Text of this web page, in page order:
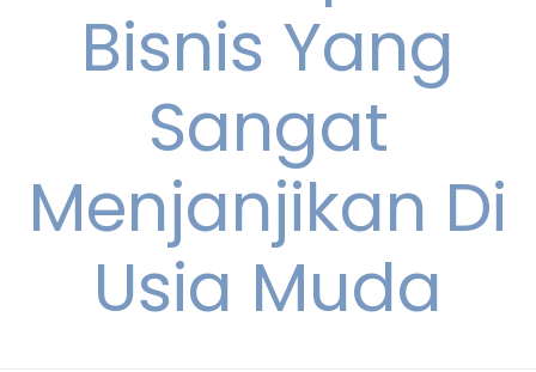
Bisnis Yang
Sangat
Menjanjikan Di
Usia Muda